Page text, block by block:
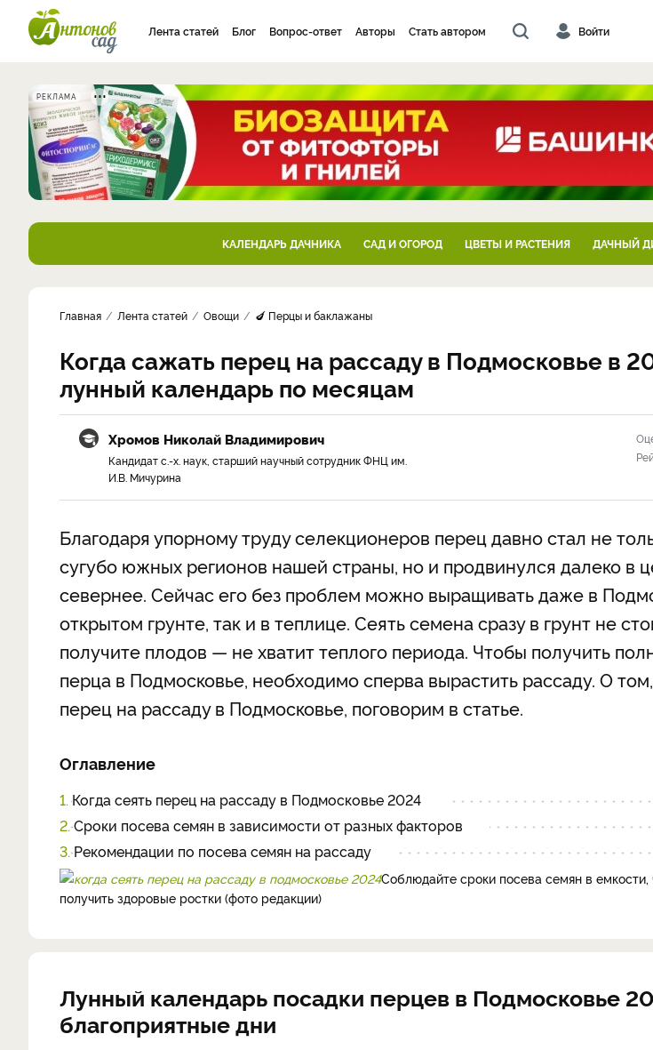
Лента статей Блог Вопрос-ответ Авторы Стать автором Войти
РЕКЛАМА
КАЛЕНДАРЬ ДАЧНИКА САД И ОГОРОД ЦВЕТЫ И РАСТЕНИЯ ДАЧНЫЙ
Главная Лента статей Овощи 🍆 Перцы и баклажаны
Когда сажать перец на рассаду в Подмосковье в
лунный календарь по месяцам
Хромов Николай Владимирович
Кандидат с.-х. наук, старший научный сотрудник ФНЦ им.
И.В. Мичурина
Благодаря упорному труду селекционеров перец давно стал не
сугубо южных регионов нашей страны, но и продвинулся далеко в
севернее. Сейчас его без проблем можно выращивать даже в
открытом грунте, так и в теплице. Сеять семена сразу в грунт не
получите плодов — не хватит теплого периода. Чтобы получить
перца в Подмосковье, необходимо сперва вырастить рассаду. О
перец на рассаду в Подмосковье, поговорим в статье.
Оглавление
1. Когда сеять перец на рассаду в Подмосковье 2024
2. Сроки посева семян в зависимости от разных факторов
3. Рекомендации по посева семян на рассаду
Соблюдайте сроки посева семян в
получить здоровые ростки (фото редакции)
Лунный календарь посадки перцев в Подмосковье
благоприятные дни